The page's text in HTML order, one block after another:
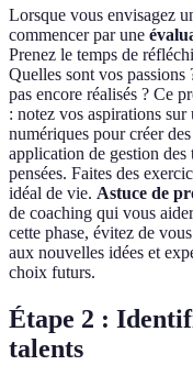
Lorsque vous envisagez
commencer par une
Prenez le temps de
Quelles sont vos passions
pas encore réalisés ? Ce
: notez vos aspirations
numériques pour créer
application de gestion des
pensées. Faites des
idéal de vie. Astuce de
de coaching qui vous
cette phase, évitez de
aux nouvelles idées et
choix futurs.
Étape 2 :
talents